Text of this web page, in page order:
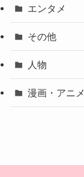
エンタメ
その他
人物
漫画・アニメ